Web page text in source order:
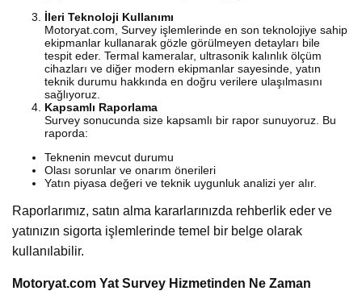
İleri Teknoloji Kullanımı
Motoryat.com, Survey işlemlerinde en son teknolojiye sahip
ekipmanlar kullanarak gözle görülmeyen detayları bile
tespit eder. Termal kameralar, ultrasonik kalınlık ölçüm
cihazları ve diğer modern ekipmanlar sayesinde, yatın
teknik durumu hakkında en doğru verilere ulaşılmasını
sağlıyoruz.
Kapsamlı Raporlama
Survey sonucunda size kapsamlı bir rapor sunuyoruz. Bu
raporda:
Teknenin mevcut durumu
Olası sorunlar ve onarım önerileri
Yatın piyasa değeri ve teknik uygunluk analizi yer alır.
Raporlarımız, satın alma kararlarınızda rehberlik eder ve
yatınızın sigorta işlemlerinde temel bir belge olarak
kullanılabilir.
Motoryat.com Yat Survey Hizmetinden Ne Zaman